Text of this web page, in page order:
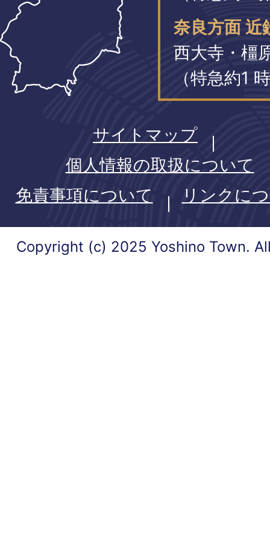
奈良方面 近
西大寺・橿
（特急約1
サイトマップ
個人情報の取扱について
免責事項について
リンクに
Copyright (c) 2025 Yoshino Town.